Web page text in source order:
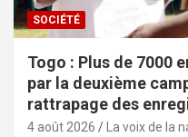
SOCIÉTÉ
Togo : Plus de 7000
par la deuxième
rattrapage des
4 août 2026 La voix de la